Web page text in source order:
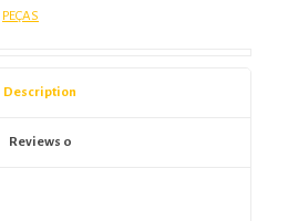
PEÇAS
Description
Reviews 0